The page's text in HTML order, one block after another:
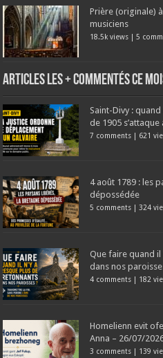
Prière (originale)
musiciens
18.5k views |5
Articles les + commentés ce
Saint-Divy :
de 1905
7 comments | 621
4 août 1789 : les
dépossédée
5 comments | 324
Que faire quand il
dans nos
4 comments | 182
Homelienn evit
Anna – 26/07/
3 comments | 139